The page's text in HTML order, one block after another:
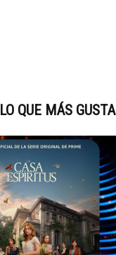
LO QUE MÁS GUSTA